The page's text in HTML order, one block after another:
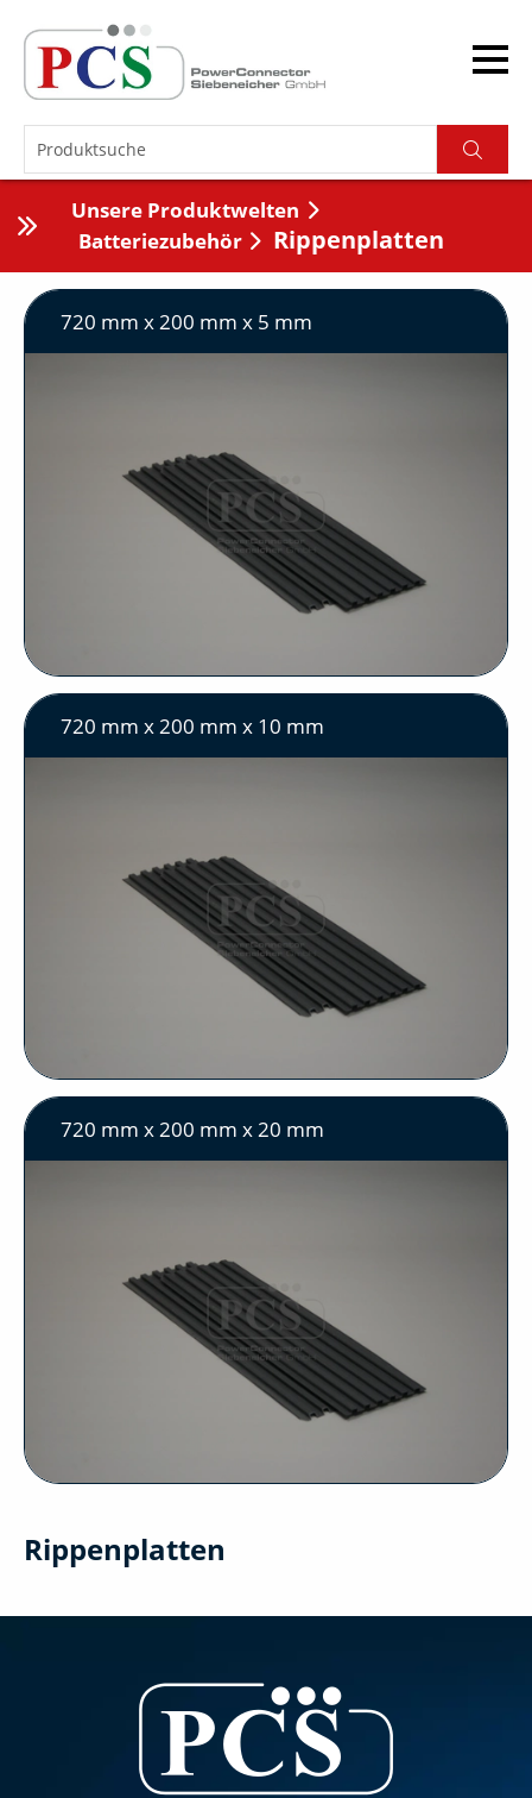
Unsere Produktwelten
Batteriezubehör
Rippenplatten
720 mm x 200 mm x 5 mm
720 mm x 200 mm x 10 mm
720 mm x 200 mm x 20 mm
Rippenplatten